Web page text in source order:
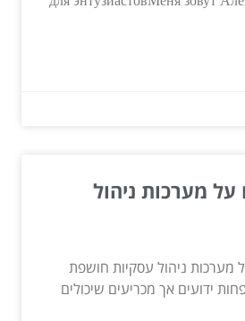
מערכות ניהול
ניהול עסקיות חושפת
ידועים אך מכריעים שיכולים